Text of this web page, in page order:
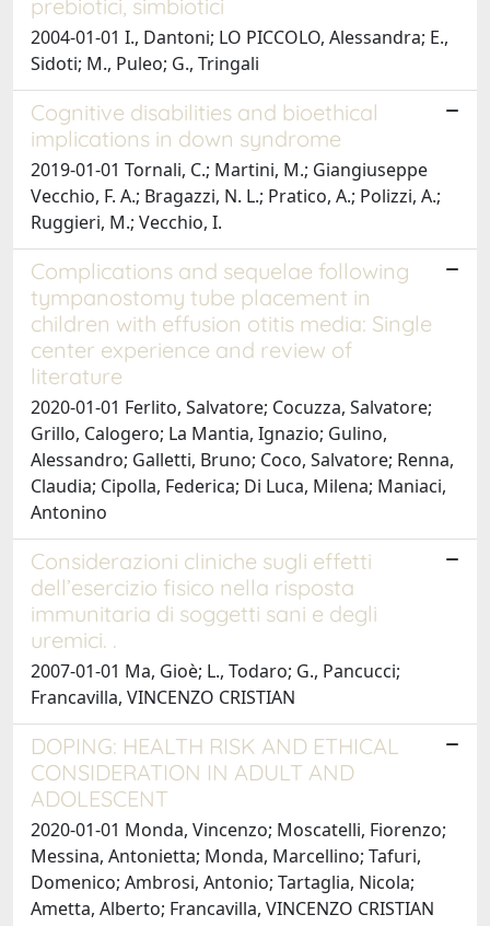
prebiotici, simbiotici
2004-01-01 I., Dantoni; LO PICCOLO, Alessandra; E.,
Sidoti; M., Puleo; G., Tringali
Cognitive disabilities and bioethical
implications in down syndrome
2019-01-01 Tornali, C.; Martini, M.; Giangiuseppe
Vecchio, F. A.; Bragazzi, N. L.; Pratico, A.; Polizzi, A.;
Ruggieri, M.; Vecchio, I.
Complications and sequelae following
tympanostomy tube placement in
children with effusion otitis media: Single
center experience and review of
literature
2020-01-01 Ferlito, Salvatore; Cocuzza, Salvatore;
Grillo, Calogero; La Mantia, Ignazio; Gulino,
Alessandro; Galletti, Bruno; Coco, Salvatore; Renna,
Claudia; Cipolla, Federica; Di Luca, Milena; Maniaci,
Antonino
Considerazioni cliniche sugli effetti
dell’esercizio fisico nella risposta
immunitaria di soggetti sani e degli
uremici. .
2007-01-01 Ma, Gioè; L., Todaro; G., Pancucci;
Francavilla, VINCENZO CRISTIAN
DOPING: HEALTH RISK AND ETHICAL
CONSIDERATION IN ADULT AND
ADOLESCENT
2020-01-01 Monda, Vincenzo; Moscatelli, Fiorenzo;
Messina, Antonietta; Monda, Marcellino; Tafuri,
Domenico; Ambrosi, Antonio; Tartaglia, Nicola;
Ametta, Alberto; Francavilla, VINCENZO CRISTIAN